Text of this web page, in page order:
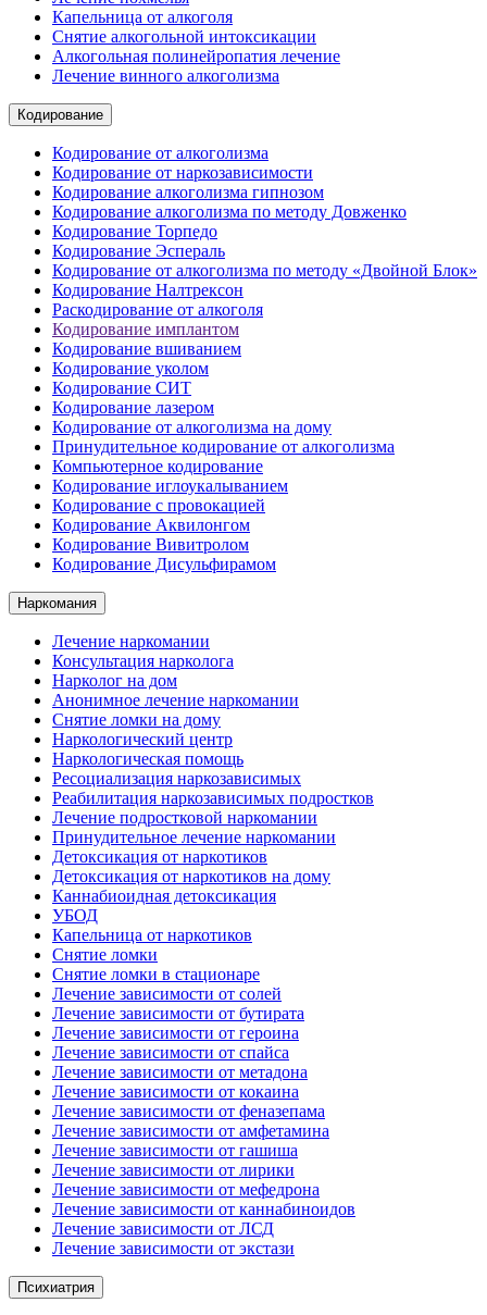
Капельница от алкоголя
Снятие алкогольной интоксикации
Алкогольная полинейропатия лечение
Лечение винного алкоголизма
Кодирование
Кодирование от алкоголизма
Кодирование от наркозависимости
Кодирование алкоголизма гипнозом
Кодирование алкоголизма по методу Довженко
Кодирование Торпедо
Кодирование Эспераль
Кодирование от алкоголизма по методу «Двойной Блок»
Кодирование Налтрексон
Раскодирование от алкоголя
Кодирование имплантом
Кодирование вшиванием
Кодирование уколом
Кодирование СИТ
Кодирование лазером
Кодирование от алкоголизма на дому
Принудительное кодирование от алкоголизма
Компьютерное кодирование
Кодирование иглоукалыванием
Кодирование с провокацией
Кодирование Аквилонгом
Кодирование Вивитролом
Кодирование Дисульфирамом
Наркомания
Лечение наркомании
Консультация нарколога
Нарколог на дом
Анонимное лечение наркомании
Снятие ломки на дому
Наркологический центр
Наркологическая помощь
Ресоциализация наркозависимых
Реабилитация наркозависимых подростков
Лечение подростковой наркомании
Принудительное лечение наркомании
Детоксикация от наркотиков
Детоксикация от наркотиков на дому
Каннабиоидная детоксикация
УБОД
Капельница от наркотиков
Снятие ломки
Снятие ломки в стационаре
Лечение зависимости от солей
Лечение зависимости от бутирата
Лечение зависимости от героина
Лечение зависимости от спайса
Лечение зависимости от метадона
Лечение зависимости от кокаина
Лечение зависимости от феназепама
Лечение зависимости от амфетамина
Лечение зависимости от гашиша
Лечение зависимости от лирики
Лечение зависимости от мефедрона
Лечение зависимости от каннабиноидов
Лечение зависимости от ЛСД
Лечение зависимости от экстази
Психиатрия